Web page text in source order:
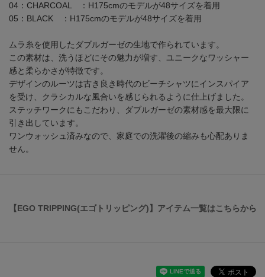
04：CHARCOAL ：H175cmのモデルが48サイズを着用
05：BLACK ：H175cmのモデルが48サイズを着用
ムラ糸を使用したダブルガーゼの生地で作られています。
この素材は、洗うほどにその魅力が増す、ユニークなワッシャー
感と柔らかさが特徴です。
デザインのルーツは古き良き時代のビーチシャツにインスパイア
を受け、クラシカルな風合いを感じられるように仕上げました。
ステッチワークにもこだわり、ダブルガーゼの素材感を最大限に
引き出しています。
ワンウォッシュ済みなので、家庭での洗濯後の縮みも心配ありま
せん。
【EGO TRIPPING(エゴトリッピング)】アイテム一覧はこちらから